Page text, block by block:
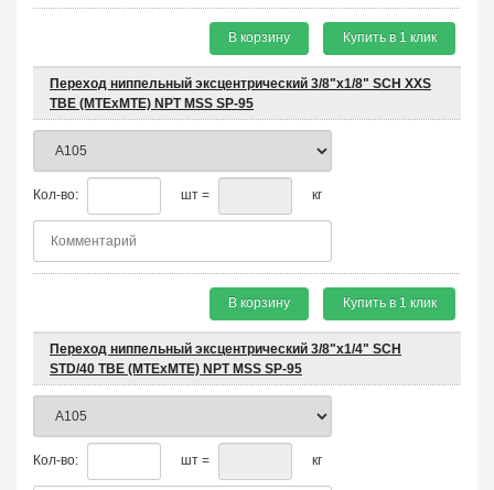
В корзину Купить в 1 клик
Переход ниппельный эксцентрический 3/8"х1/8" SCH XXS
TBE (MTEхMTE) NPT MSS SP-95
Кол-во: шт = кг
В корзину Купить в 1 клик
Переход ниппельный эксцентрический 3/8"х1/4" SCH
STD/40 TBE (MTEхMTE) NPT MSS SP-95
Кол-во: шт = кг